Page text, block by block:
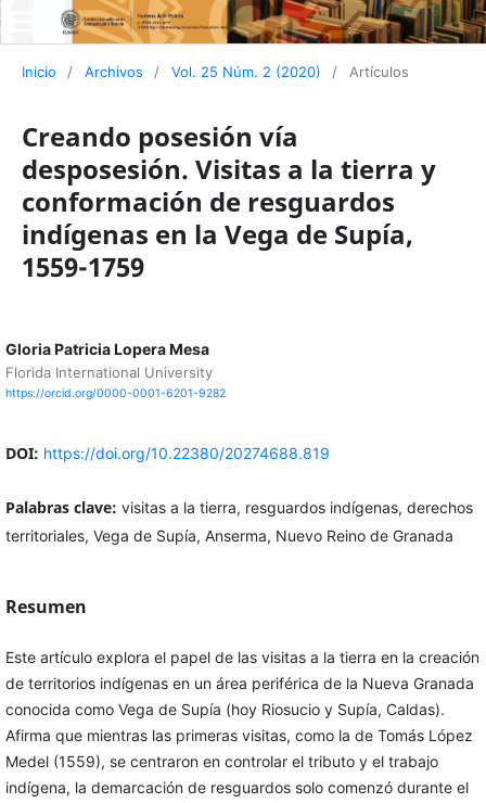
Inicio / Archivos / Vol. 25 Núm. 2 (2020) / Artículos
Creando posesión vía
desposesión. Visitas a la tierra y
conformación de resguardos
indígenas en la Vega de Supía,
1559-1759
Gloria Patricia Lopera Mesa
Florida International University
https://orcid.org/0000-0001-6201-9282
DOI: https://doi.org/10.22380/20274688.819
Palabras clave: visitas a la tierra, resguardos indígenas, derechos
territoriales, Vega de Supía, Anserma, Nuevo Reino de Granada
Resumen
Este artículo explora el papel de las visitas a la tierra en la creación
de territorios indígenas en un área periférica de la Nueva Granada
conocida como Vega de Supía (hoy Riosucio y Supía, Caldas).
Afirma que mientras las primeras visitas, como la de Tomás López
Medel (1559), se centraron en controlar el tributo y el trabajo
indígena, la demarcación de resguardos solo comenzó durante el